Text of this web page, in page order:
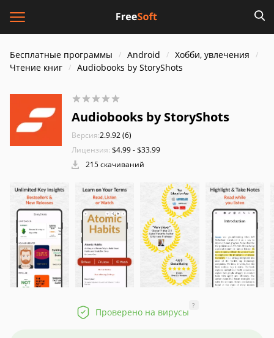
Бесплатные программы Android
Хобби, увлечения
Чтение книг
Audiobooks by StoryShots
Audiobooks by StoryShots
Версия:2.9.92 (6)
Лицензия: $4.99 - $33.99
215 скачиваний
Проверено на вирусы
?